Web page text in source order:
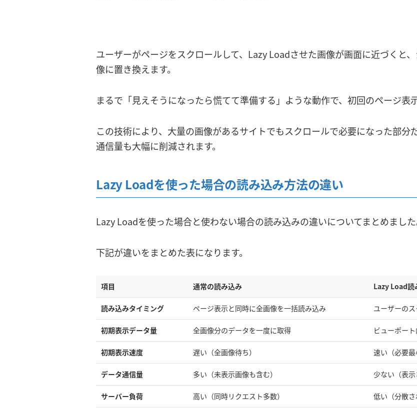
ユーザーがページをスクロールして、Lazy Loadさせた画像が画面に近づくと
像に置き換えます。
まるで「見えそうになったら慌てて準備する」ような動作で、初回のページ表
この技術により、大量の画像があるサイトでもスクロールで必要になった部分
通信量も大幅に削減されます。
Lazy Loadを使った場合の読み込み方法の違い
Lazy Loadを使った場合と使わない場合の読み込みの違いについてまとめました
下記が違いをまとめた表になります。
項目 通常の読み込み Lazy Load読
読み込みタイミング ページ表示と同時に全画像を一括読み込み ユーザーの
初期表示データ量 全画像分のデータを一度に取得 ビューポー
初期表示速度 遅い（全画像待ち） 速い（必要最
データ通信量 多い（未表示画像も含む） 少ない（表示
サーバー負荷 高い（同時リクエスト多数） 低い（分散さ